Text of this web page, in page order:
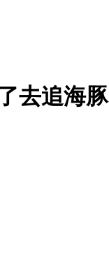
去追海豚